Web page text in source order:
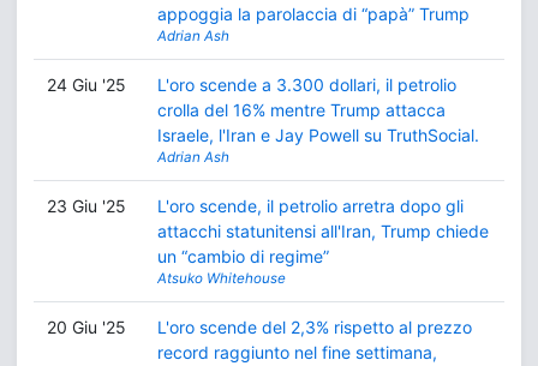
appoggia la parolaccia di “papà” Trump
Adrian Ash
24 Giu '25
L'oro scende a 3.300 dollari, il petrolio
crolla del 16% mentre Trump attacca
Israele, l'Iran e Jay Powell su TruthSocial.
Adrian Ash
23 Giu '25
L'oro scende, il petrolio arretra dopo gli
attacchi statunitensi all'Iran, Trump chiede
un “cambio di regime”
Atsuko Whitehouse
20 Giu '25
L'oro scende del 2,3% rispetto al prezzo
record raggiunto nel fine settimana,